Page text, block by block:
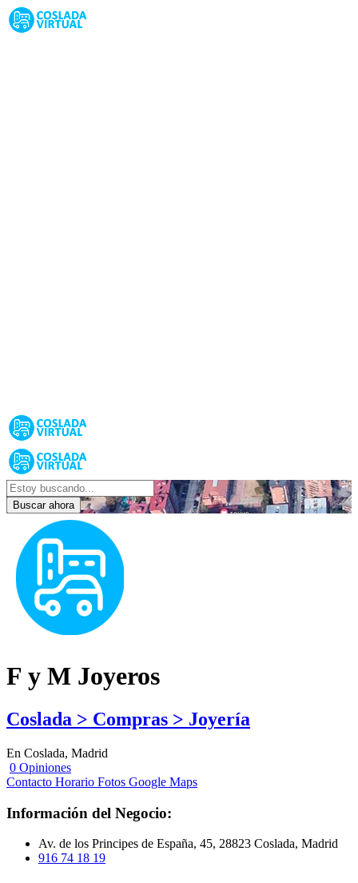
Buscar ahora
F y M Joyeros
Coslada > Compras > Joyería
En Coslada, Madrid
0 Opiniones
Contacto Horario Fotos Google Maps
Información del Negocio:
Av. de los Principes de España, 45, 28823 Coslada, Madrid
916 74 18 19